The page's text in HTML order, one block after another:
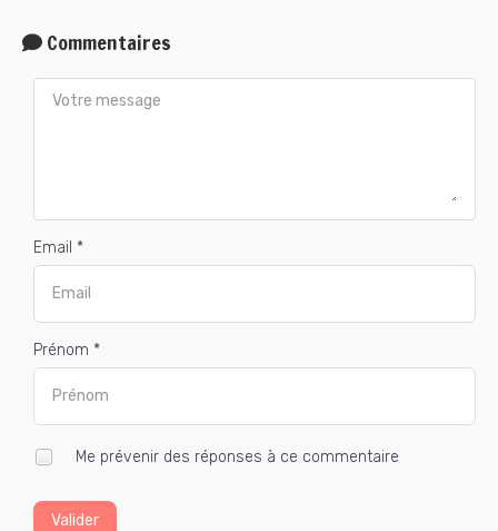
Commentaires
Email *
Prénom *
Me prévenir des réponses à ce commentaire
Valider